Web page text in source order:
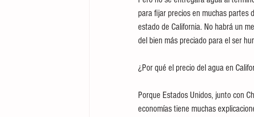
para fijar precios en muchas partes
estado de California. No habrá un
del bien más preciado para el ser
¿Por qué el precio del agua en
Porque Estados Unidos, junto con
economías tiene muchas